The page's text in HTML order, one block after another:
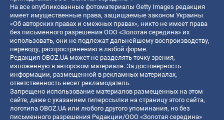
На все опубликованные фотоматериалы Getty Images редакция
имеет имущественные права, защищаемые законом Украины
«Об авторских правах и смежных правах», никто не имеет права
без письменного разрешения ООО «Золотая середина» их
использовать, они не подлежат дальнейшему воспроизводству,
переводу, распространению в любой форме.
Редакция OBOZ.UA может не разделять точку зрения,
изложенную в авторском материале. За достоверность
информации, размещенной в рекламных материалах,
ответственность несет рекламодатель.
Запрещено использование материалов размещенных на этом
сайте, даже с указанием гиперссылки на страницу этого сайта,
логотипа OBOZ.UA или любого другого упоминания, но без
письменного разрешения Редакции/ООО «Золотая середина»